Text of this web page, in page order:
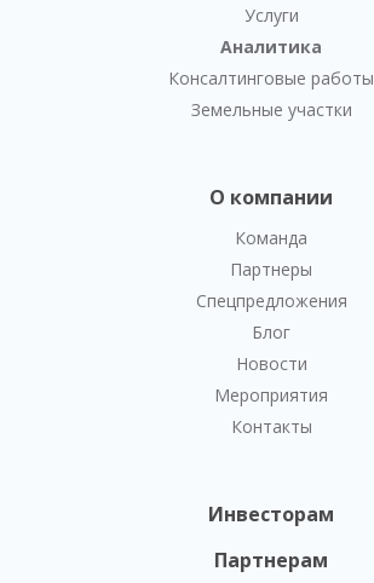
Услуги
Аналитика
Консалтинговые работы
Земельные участки
О компании
Команда
Партнеры
Спецпредложения
Блог
Новости
Мероприятия
Контакты
Инвесторам
Партнерам